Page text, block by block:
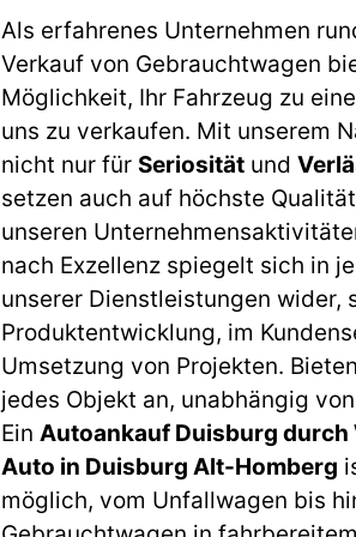
Als erfahrenes Unternehmen
Verkauf von Gebrauchtwagen
Möglichkeit, Ihr Fahrzeug zu
uns zu verkaufen. Mit unserem
nicht nur für Seriosität und
setzen auch auf höchste
unseren
nach Exzellenz spiegelt sich in
unserer Dienstleistungen wider,
Produktentwicklung, im
Umsetzung von Projekten.
jedes Objekt an, unabhängig
Ein Autoankauf Duisburg durch
Auto in Duisburg Alt-Homberg
möglich, vom Unfallwagen bis